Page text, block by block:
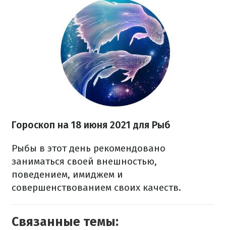
Гороскоп на 18 июня 2021 для Рыб
Рыбы в этот день рекомендовано
заниматься своей внешностью,
поведением, имиджем и
совершенствованием своих качеств.
Связанные темы: